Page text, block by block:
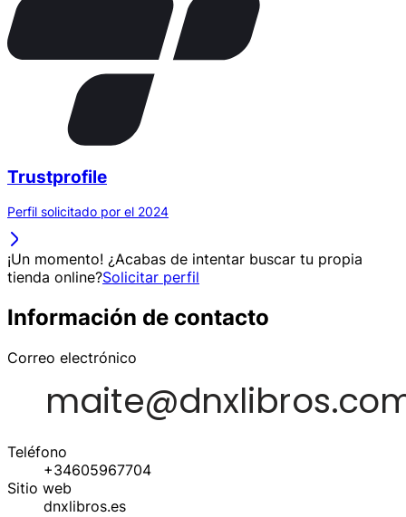
Trustprofile
Perfil solicitado por el 2024
¡Un momento! ¿Acabas de intentar buscar tu propia
tienda online?Solicitar perfil
Información de contacto
Correo electrónico
Teléfono
+34605967704
Sitio web
dnxlibros.es